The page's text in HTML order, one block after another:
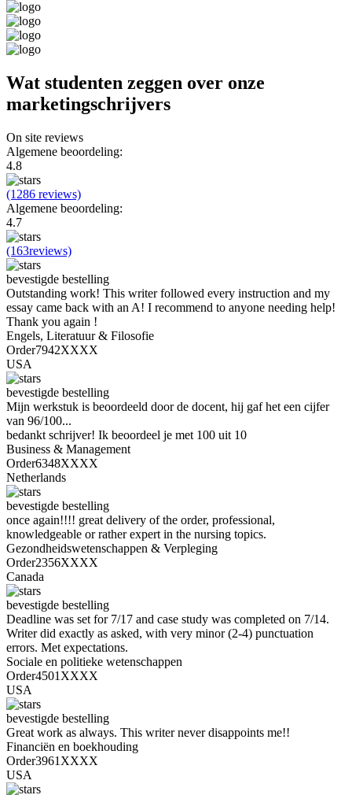
Wat studenten zeggen over onze
marketingschrijvers
On site reviews
Algemene beoordeling:
4.8
(1286 reviews)
Algemene beoordeling:
4.7
(163reviews)
bevestigde bestelling
Outstanding work! This writer followed every instruction and my
essay came back with an A! I recommend to anyone needing help!
Thank you again !
Engels, Literatuur & Filosofie
Order7942XXXX
USA
bevestigde bestelling
Mijn werkstuk is beoordeeld door de docent, hij gaf het een cijfer
van 96/100...
bedankt schrijver! Ik beoordeel je met 100 uit 10
Business & Management
Order6348XXXX
Netherlands
bevestigde bestelling
once again!!!! great delivery of the order, professional,
knowledgeable or rather expert in the nursing topics.
Gezondheidswetenschappen & Verpleging
Order2356XXXX
Canada
bevestigde bestelling
Deadline was set for 7/17 and case study was completed on 7/14.
Writer did exactly as asked, with very minor (2-4) punctuation
errors. Met expectations.
Sociale en politieke wetenschappen
Order4501XXXX
USA
bevestigde bestelling
Great work as always. This writer never disappoints me!!
Financiën en boekhouding
Order3961XXXX
USA